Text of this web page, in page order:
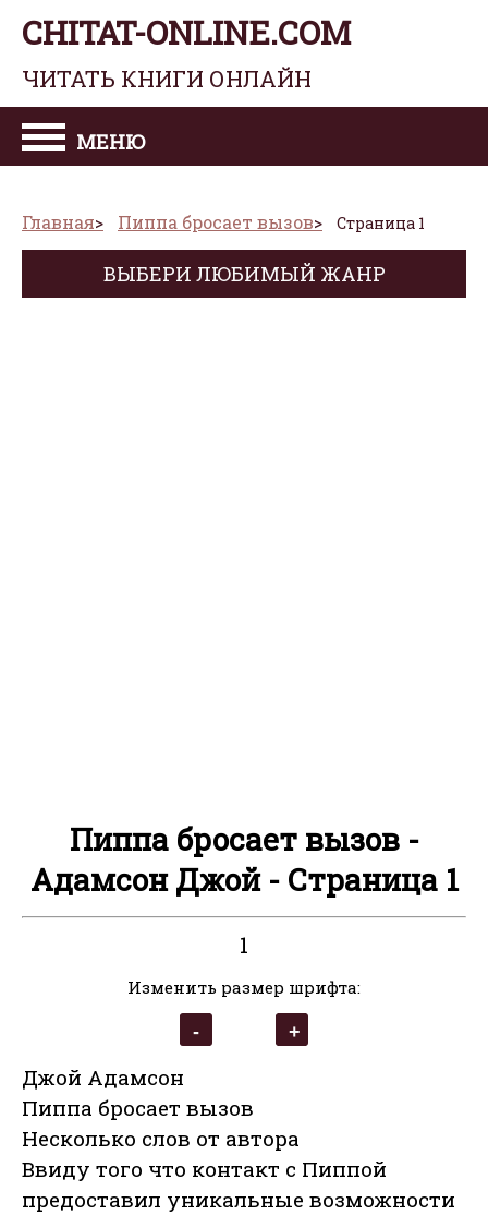
CHITAT-ONLINE.COM
ЧИТАТЬ КНИГИ ОНЛАЙН
МЕНЮ
Главная Пиппа бросает вызов Страница 1
ВЫБЕРИ ЛЮБИМЫЙ ЖАНР
Пиппа бросает вызов -
Адамсон Джой - Страница 1
1
Изменить размер шрифта:
Джой Адамсон
Пиппа бросает вызов
Несколько слов от автора
Ввиду того что контакт с Пиппой
предоставил уникальные возможности